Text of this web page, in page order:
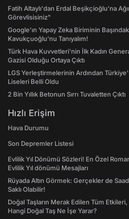
Fatih Altaylı'dan Erdal Beşikçioğlu'na
Görevlisisiniz"
Google'ın Yapay Zeka Biriminin
Kavukçuoğlu'nu Tanıyalım!
Türk Hava Kuvvetleri'nin İlk Kadın
Gazisi Olduğu Ortaya Çıktı
LGS Yerleştirmelerinin Ardından
Liseleri Belli Oldu
2 Bin Yıllık Betonun Sırrı Tuvaletten Çıktı
Hızlı Erişim
Hava Durumu
Son Depremler Listesi
Evlilik Yıl Dönümü Sözleri! En Özel
Evlilik Yıl dönümü Mesajları
Rüyada Altın Görmek: Gerçekler de
Saklı Olabilir!
Doğal Taşların Merak Edilen Tüm
Hangi Doğal Taş Ne İşe Yarar?